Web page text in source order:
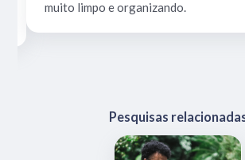
muito limpo e organizando.
Pesquisas